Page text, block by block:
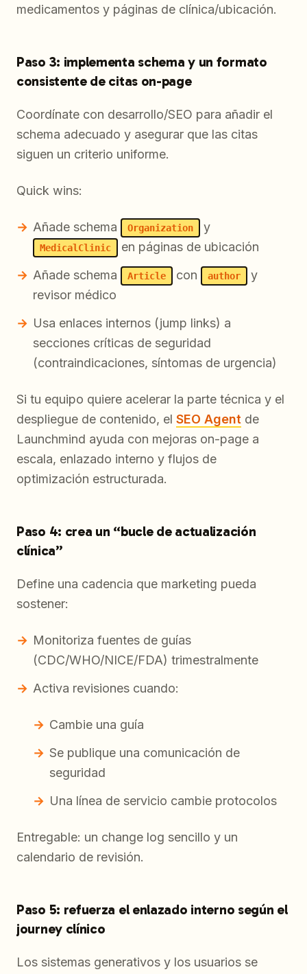
medicamentos y páginas de clínica/ubicación.
Paso 3: implementa schema y un formato
consistente de citas on-page
Coordínate con desarrollo/SEO para añadir el
schema adecuado y asegurar que las citas
siguen un criterio uniforme.
Quick wins:
Añade schema Organization y
MedicalClinic
en páginas de ubicación
Añade schema
Article con author
y
revisor médico
Usa enlaces internos (jump links) a
secciones críticas de seguridad
(contraindicaciones, síntomas de urgencia)
Si tu equipo quiere acelerar la parte técnica y el
despliegue de contenido, el SEO Agent de
Launchmind ayuda con mejoras on-page a
escala, enlazado interno y flujos de
optimización estructurada.
Paso 4: crea un “bucle de actualización
clínica”
Define una cadencia que marketing pueda
sostener:
Monitoriza fuentes de guías
(CDC/WHO/NICE/FDA) trimestralmente
Activa revisiones cuando:
Cambie una guía
Se publique una comunicación de
seguridad
Una línea de servicio cambie protocolos
Entregable: un change log sencillo y un
calendario de revisión.
Paso 5: refuerza el enlazado interno según el
journey clínico
Los sistemas generativos y los usuarios se